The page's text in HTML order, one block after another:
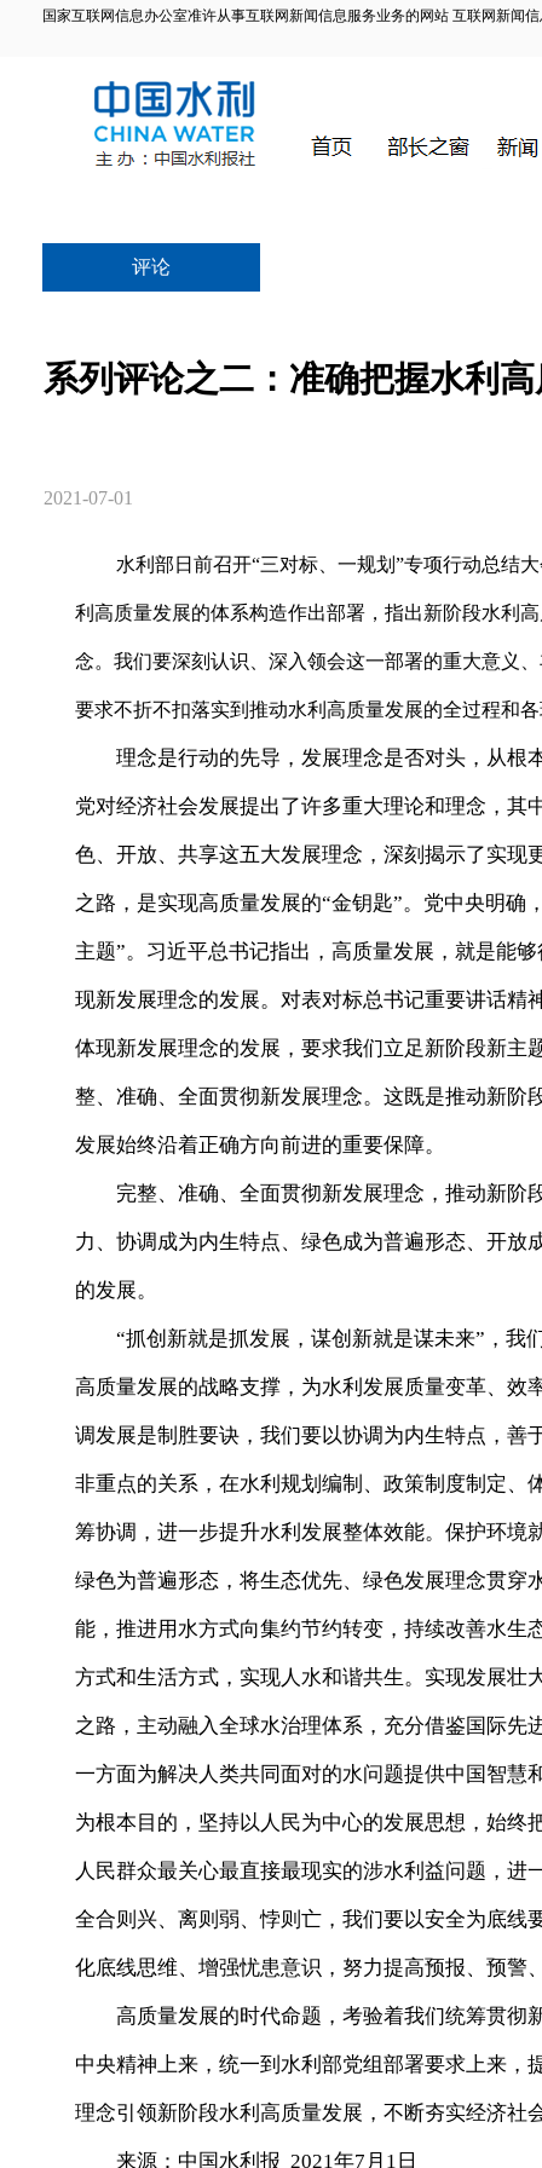
国家互联网信息办公室准许从事互联网新闻信息服务业务的网站 互联网新闻信
评论
系列评论之二：准确把握水利
2021-07-01
水利部日前召开“三对标、一规划”专项行动总结
利高质量发展的体系构造作出部署，指出新阶段水利
念。我们要深刻认识、深入领会这一部署的重大意义
要求不折不扣落实到推动水利高质量发展的全过程和
理念是行动的先导，发展理念是否对头，从根
党对经济社会发展提出了许多重大理论和理念，
色、开放、共享这五大发展理念，深刻揭示了实
之路，是实现高质量发展的“金钥匙”。党中央明确
主题”。习近平总书记指出，高质量发展，就是能
现新发展理念的发展。对表对标总书记重要讲话
体现新发展理念的发展，要求我们立足新阶段新
整、准确、全面贯彻新发展理念。这既是推动新阶
发展始终沿着正确方向前进的重要保障。
完整、准确、全面贯彻新发展理念，推动新阶
力、协调成为内生特点、绿色成为普遍形态、开
的发展。
“抓创新就是抓发展，谋创新就是谋未来”，我
高质量发展的战略支撑，为水利发展质量变革、
调发展是制胜要诀，我们要以协调为内生特点，善
非重点的关系，在水利规划编制、政策制度制定
筹协调，进一步提升水利发展整体效能。保护环
绿色为普遍形态，将生态优先、绿色发展理念贯
能，推进用水方式向集约节约转变，持续改善水
方式和生活方式，实现人水和谐共生。实现发展
之路，主动融入全球水治理体系，充分借鉴国际
一方面为解决人类共同面对的水问题提供中国智慧
为根本目的，坚持以人民为中心的发展思想，始
人民群众最关心最直接最现实的涉水利益问题，
全合则兴、离则弱、悖则亡，我们要以安全为底
化底线思维、增强忧患意识，努力提高预报、预警
高质量发展的时代命题，考验着我们统筹贯彻
中央精神上来，统一到水利部党组部署要求上来
理念引领新阶段水利高质量发展，不断夯实经济社
来源：中国水利报 2021年7月1日